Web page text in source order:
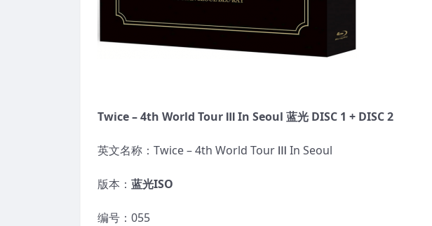
Twice– 4th World Tour Ⅲ In Seoul 蓝光 DISC 1 + DISC 2
英文名称：Twice – 4th World Tour Ⅲ In Seoul
版本： 蓝光ISO
编号：055